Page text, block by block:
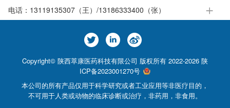
电话： 13119135307（王）/13186333400（张）
Copyright© 陕西萃康医药科技有限公司 版权所有 2022-2026 陕
ICP备2023001270号
本公司的所有产品仅用于科学研究或者工业应用等非医疗目的，
不可用于人类或动物的临床诊断或治疗，非药用，非食用。